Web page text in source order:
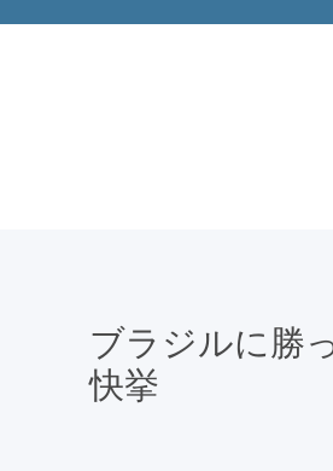
ブラジルに勝
快挙